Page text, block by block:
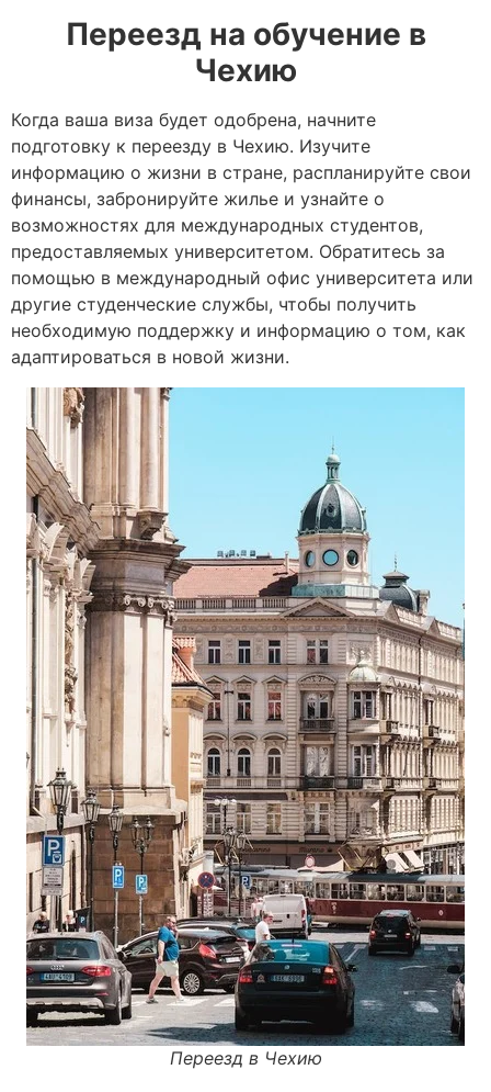
Переезд на обучение в
Чехию
Когда ваша виза будет одобрена, начните
подготовку к переезду в Чехию. Изучите
информацию о жизни в стране, распланируйте свои
финансы, забронируйте жилье и узнайте о
возможностях для международных студентов,
предоставляемых университетом. Обратитесь за
помощью в международный офис университета или
другие студенческие службы, чтобы получить
необходимую поддержку и информацию о том, как
адаптироваться в новой жизни.
Переезд в Чехию